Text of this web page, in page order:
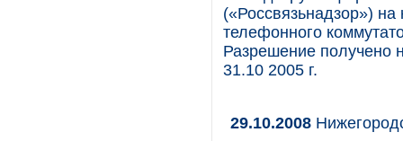
(«Россвязьнадзор»)
телефонного
Разрешение получено
31.10 2005 г.
29.10.2008